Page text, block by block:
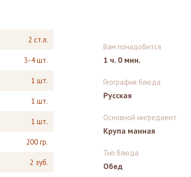
2 ст.л.
3-4 шт.
1 шт.
1 шт.
1 шт.
200 гр.
2 зуб.
Вам понадобится
1 ч. 0 мин.
География блюда
Русская
Основной ингредиент
Крупа манная
Тип блюда
Обед